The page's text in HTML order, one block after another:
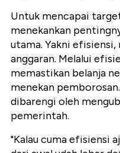
Untuk mencapai
menekankan
utama. Yakni
anggaran. Melalui
memastikan belanja
menekan
dibarengi oleh
pemerintah.
"Kalau cuma efisiensi